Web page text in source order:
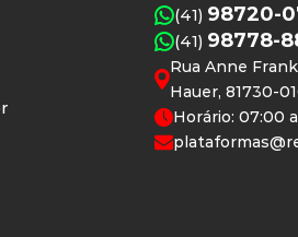
(41) 98720-
(41) 98778-
Rua Anne
Hauer, 81730-
Horário: 07:00